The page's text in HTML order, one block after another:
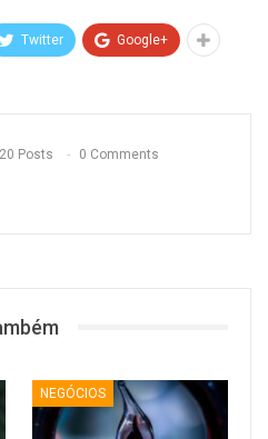
Twitter Google+
Posts 0 Comments
NEGÓCIOS